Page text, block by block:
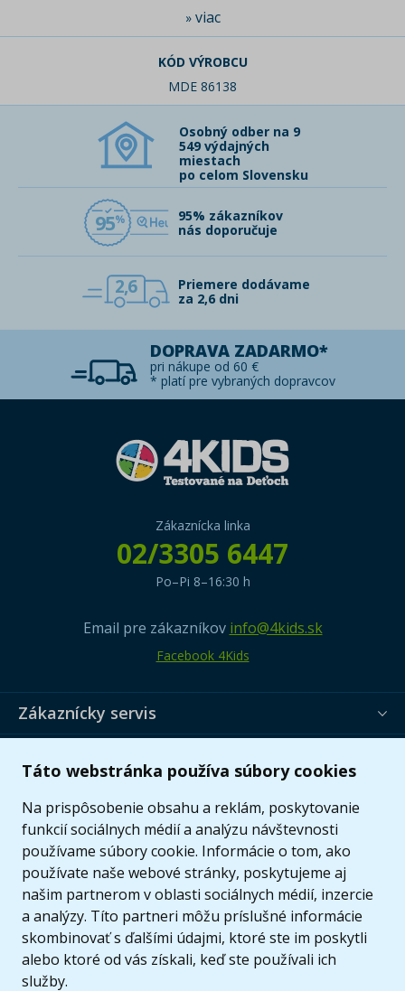
Táto webstránka používa súbory cookies
Na prispôsobenie obsahu a reklám, poskytovanie
funkcií sociálnych médií a analýzu návštevnosti
používame súbory cookie. Informácie o tom, ako
používate naše webové stránky, poskytujeme aj
našim partnerom v oblasti sociálnych médií, inzercie
a analýzy. Títo partneri môžu príslušné informácie
skombinovať s ďalšími údajmi, ktoré ste im poskytli
alebo ktoré od vás získali, keď ste používali ich
služby.
» viac
KÓD VÝROBCU
MDE 86138
Osobný odber na 9
549 výdajných
miestach
po celom Slovensku
95
95% zákazníkov
nás doporučuje
2,6
Priemere dodávame
za 2,6 dni
DOPRAVA ZADARMO*
pri nákupe od 60 €
* platí pre vybraných dopravcov
Zákaznícka linka
02/3305 6447
Po–Pi 8–16:30 h
Email pre zákazníkov info@4kids.sk
Facebook 4Kids
Zákaznícky servis